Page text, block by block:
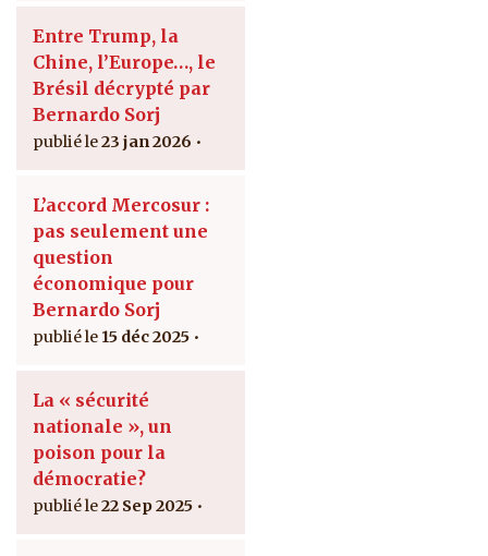
Entre Trump, la
Chine, l’Europe…, le
Brésil décrypté par
Bernardo Sorj
23 jan 2026
L’accord Mercosur :
pas seulement une
question
économique pour
Bernardo Sorj
15 déc 2025
La « sécurité
nationale », un
poison pour la
démocratie?
22 Sep 2025